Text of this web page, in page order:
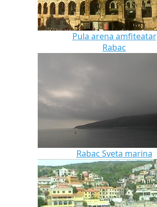
Pula arena amfiteatar
Rabac
Rabac Sveta marina